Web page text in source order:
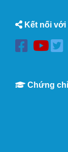
Kết nối
Chứng